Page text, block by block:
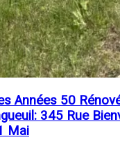
Années 50
345 Rue
Mai